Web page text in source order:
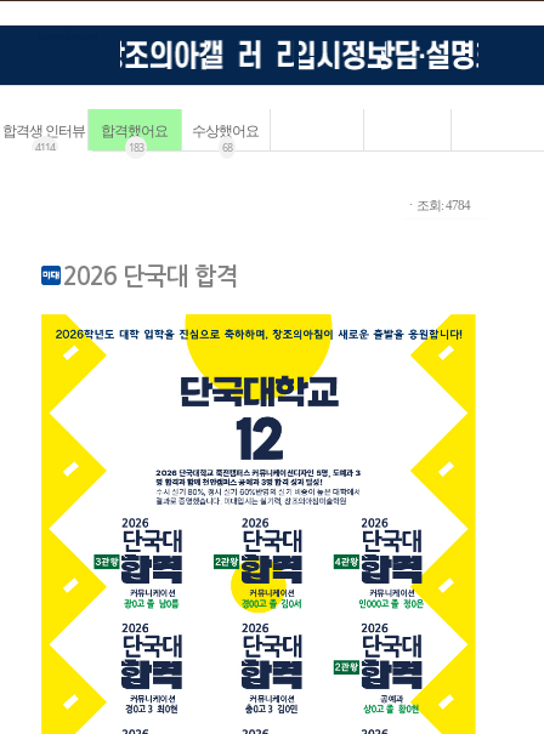
합격생 인터뷰
4114
합격했어요
183
수상했어요
68
ㆍ조회: 4784
2026 단국대 합격